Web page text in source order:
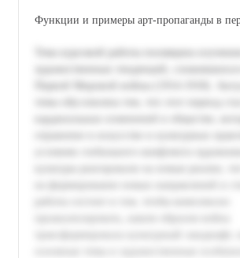
Функции и примеры арт-пропаганды в